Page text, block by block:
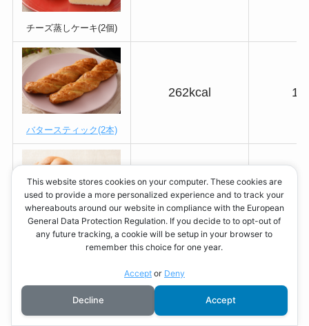
チーズ蒸しケーキ(2個)
バタースティック(2本)
262kcal
マーガリンサンド(2個)
260kcal
230kcal
This website stores cookies on your computer. These cookies are
used to provide a more personalized experience and to track your
whereabouts around our website in compliance with the European
General Data Protection Regulation. If you decide to to opt-out of
any future tracking, a cookie will be setup in your browser to
remember this choice for one year.
Acceptor Deny
Decline Accept